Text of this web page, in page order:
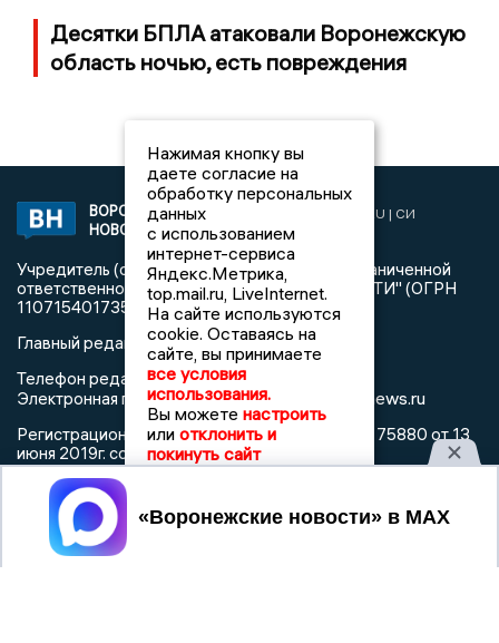
Десятки БПЛА атаковали Воронежскую
область ночью, есть повреждения
ВОРОНЕЖСКИЕ
НОВОСТИ
2019 © VORONEZHNEWS.RU | СИ
«Воронежские новости»
Учредитель (соучредители): Общество с ограниченной
ответственностью "РЕГИОНАЛЬНЫЕ НОВОСТИ" (ОГРН
1107154017354)
Главный редактор: Пирогов А.А.
Телефон редакции: +7 (473) 262 77 92
Электронная почта редакции:info@voronezhnews.ru
Регистрационный номер: серия Эл № ФС 77 - 75880 от 13
июня 2019г. согласно выписке из реестра
зарегистрированных средств массовой информации
выдана Федеральной службой по надзору в сфере связи,
информационных технологий и массовых коммуникаций
Нажимая кнопку вы
даете согласие на
обработку персональных
данных
с использованием
интернет-сервиса
Яндекс.Метрика,
top.mail.ru, LiveInternet.
На сайте используются
cookie. Оставаясь на
сайте, вы принимаете
все условия
использования.
Вы можете настроить
или отклонить и
покинуть сайт
Принять